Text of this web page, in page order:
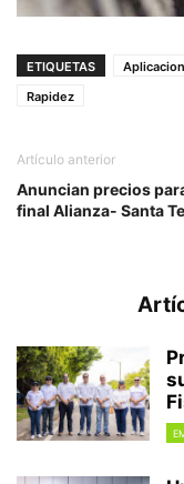
ETIQUETAS
Rapidez
Artículo anterior
Anuncian precios
final Alianza- Santa